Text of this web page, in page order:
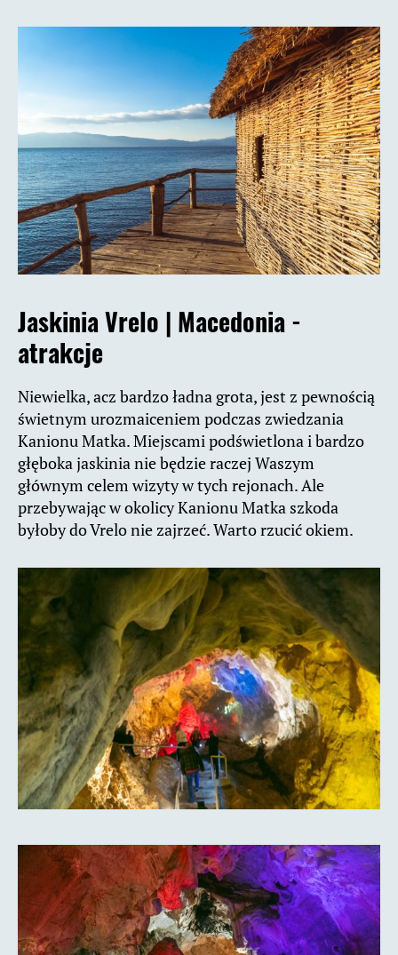
Jaskinia Vrelo | Macedonia -
atrakcje
Niewielka, acz bardzo ładna grota, jest z pewnością
świetnym urozmaiceniem podczas zwiedzania
Kanionu Matka. Miejscami podświetlona i bardzo
głęboka jaskinia nie będzie raczej Waszym
głównym celem wizyty w tych rejonach. Ale
przebywając w okolicy Kanionu Matka szkoda
byłoby do Vrelo nie zajrzeć. Warto rzucić okiem.